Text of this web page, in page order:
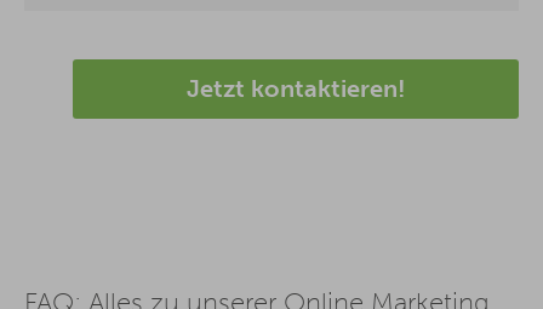
Jetzt kontaktieren!